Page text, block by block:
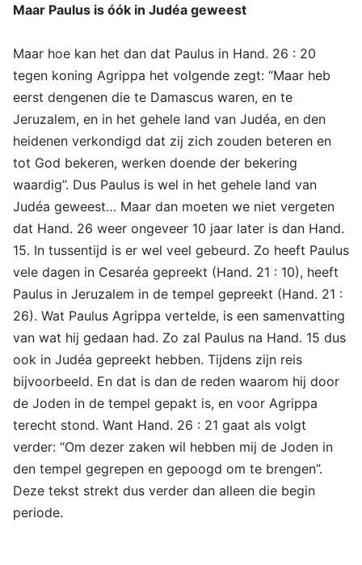
Maar Paulus is óók in Judéa geweest
Maar hoe kan het dan dat Paulus in Hand. 26 : 20
tegen koning Agrippa het volgende zegt: “Maar heb
eerst dengenen die te Damascus waren, en te
Jeruzalem, en in het gehele land van Judéa, en den
heidenen verkondigd dat zij zich zouden beteren en
tot God bekeren, werken doende der bekering
waardig”. Dus Paulus is wel in het gehele land van
Judéa geweest… Maar dan moeten we niet vergeten
dat Hand. 26 weer ongeveer 10 jaar later is dan Hand.
15. In tussentijd is er wel veel gebeurd. Zo heeft Paulus
vele dagen in Cesaréa gepreekt (Hand. 21 : 10), heeft
Paulus in Jeruzalem in de tempel gepreekt (Hand. 21 :
26). Wat Paulus Agrippa vertelde, is een samenvatting
van wat hij gedaan had. Zo zal Paulus na Hand. 15 dus
ook in Judéa gepreekt hebben. Tijdens zijn reis
bijvoorbeeld. En dat is dan de reden waarom hij door
de Joden in de tempel gepakt is, en voor Agrippa
terecht stond. Want Hand. 26 : 21 gaat als volgt
verder: “Om dezer zaken wil hebben mij de Joden in
den tempel gegrepen en gepoogd om te brengen”.
Deze tekst strekt dus verder dan alleen die begin
periode.